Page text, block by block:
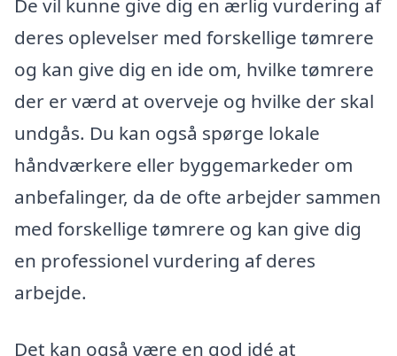
De vil kunne give dig en ærlig vurdering af
deres oplevelser med forskellige tømrere
og kan give dig en ide om, hvilke tømrere
der er værd at overveje og hvilke der skal
undgås. Du kan også spørge lokale
håndværkere eller byggemarkeder om
anbefalinger, da de ofte arbejder sammen
med forskellige tømrere og kan give dig
en professionel vurdering af deres
arbejde.
Det kan også være en god idé at